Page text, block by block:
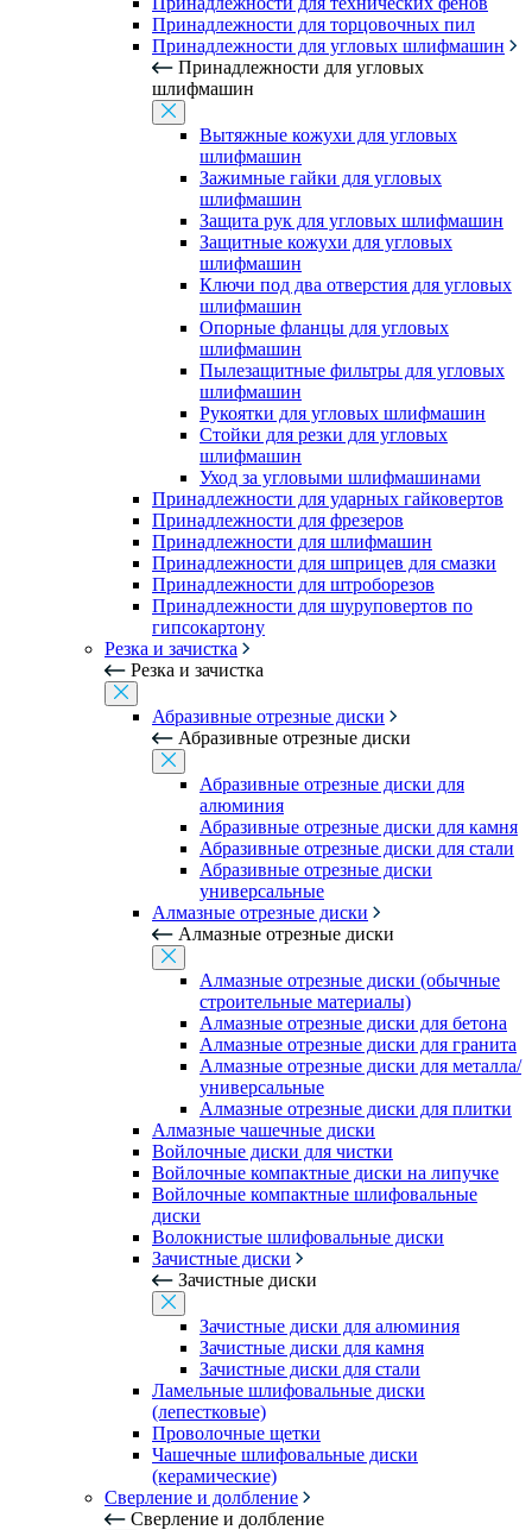
Принадлежности для торцовочных пил
Принадлежности для угловых шлифмашин
Принадлежности для угловых
шлифмашин
Вытяжные кожухи для угловых
шлифмашин
Зажимные гайки для угловых
шлифмашин
Защита рук для угловых шлифмашин
Защитные кожухи для угловых
шлифмашин
Ключи под два отверстия для угловых
шлифмашин
Опорные фланцы для угловых
шлифмашин
Пылезащитные фильтры для угловых
шлифмашин
Рукоятки для угловых шлифмашин
Стойки для резки для угловых
шлифмашин
Уход за угловыми шлифмашинами
Принадлежности для ударных гайковертов
Принадлежности для фрезеров
Принадлежности для шлифмашин
Принадлежности для шприцев для смазки
Принадлежности для штроборезов
Принадлежности для шуруповертов по
гипсокартону
Резка и зачистка
Резка и зачистка
Абразивные отрезные диски
Абразивные отрезные диски
Абразивные отрезные диски для
алюминия
Абразивные отрезные диски для камня
Абразивные отрезные диски для стали
Абразивные отрезные диски
универсальные
Алмазные отрезные диски
Алмазные отрезные диски
Алмазные отрезные диски (обычные
строительные материалы)
Алмазные отрезные диски для бетона
Алмазные отрезные диски для гранита
Алмазные отрезные диски для металла/
универсальные
Алмазные отрезные диски для плитки
Алмазные чашечные диски
Войлочные диски для чистки
Войлочные компактные диски на липучке
Войлочные компактные шлифовальные
диски
Волокнистые шлифовальные диски
Зачистные диски
Зачистные диски
Зачистные диски для алюминия
Зачистные диски для камня
Зачистные диски для стали
Ламельные шлифовальные диски
(лепестковые)
Проволочные щетки
Чашечные шлифовальные диски
(керамические)
Сверление и долбление
Сверление и долбление